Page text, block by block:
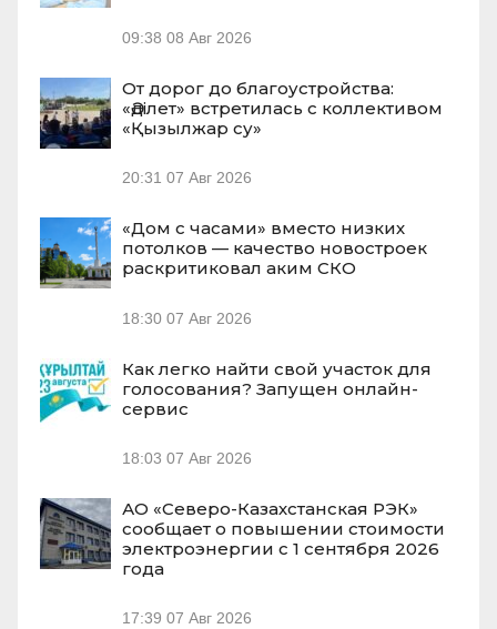
09:38 08 Авг 2026
От дорог до благоустройства:
«Әділет» встретилась с коллективом
«Қызылжар су»
20:31 07 Авг 2026
«Дом с часами» вместо низких
потолков — качество новостроек
раскритиковал аким СКО
18:30 07 Авг 2026
Как легко найти свой участок для
голосования? Запущен онлайн-
сервис
18:03 07 Авг 2026
АО «Северо-Казахстанская РЭК»
сообщает о повышении стоимости
электроэнергии с 1 сентября 2026
года
17:39 07 Авг 2026